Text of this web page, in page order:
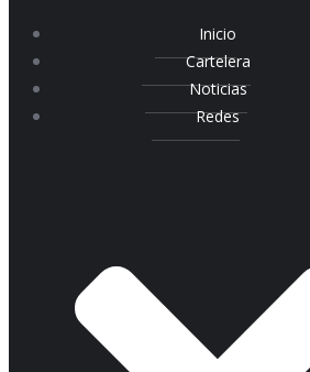
Inicio
Cartelera
Noticias
Redes